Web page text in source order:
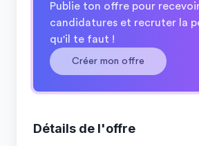
Publie ton offre pour
candidatures et recruter la
qu'il te faut !
Créer mon offre
Détails de l'offre